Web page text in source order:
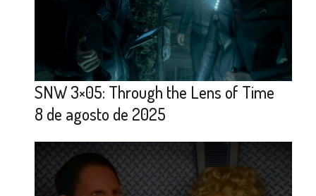
SNW 3×05: Through the Lens of Time
8 de agosto de 2025